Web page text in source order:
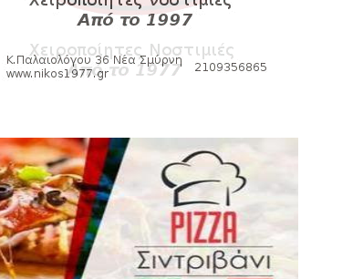
August 06, 2026
Πανιώνια Εκπομπή: Eυχαριστούμε και...
συνεχίζουμε!
Θλίψη για τον χαμό του Γιώργου
Mαρσέλλου
August 04, 2026